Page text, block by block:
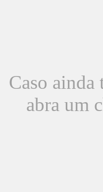
Caso ainda
abra um